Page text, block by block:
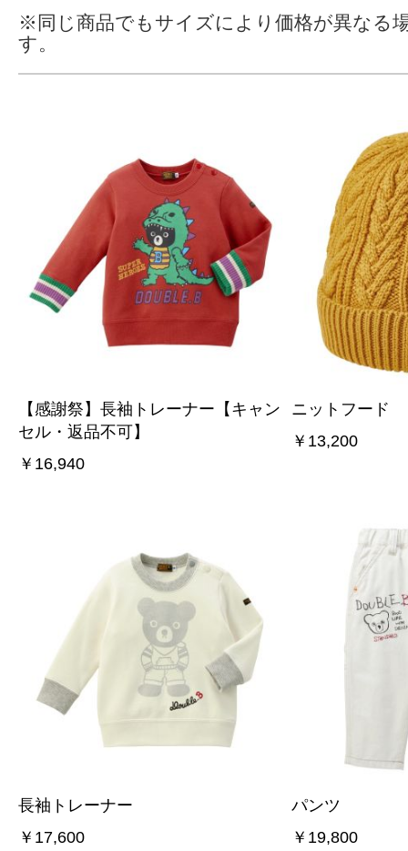
※同じ商品でもサイズにより価格が異なる
す。
【感謝祭】長袖トレーナー【キャン
セル・返品不可】
￥16,940
ニットフード
￥13,200
長袖トレーナー
￥17,600
パンツ
￥19,800